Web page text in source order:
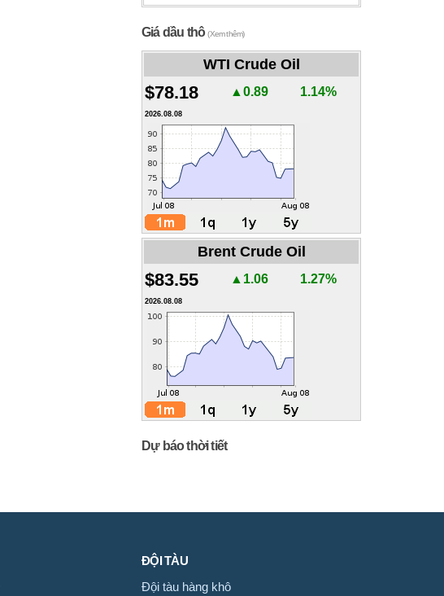
Giá dầu thô(Xem thêm)
WTI Crude Oil
$78.18 ▲0.89 1.14%
2026.08.08
Brent Crude Oil
$83.55 ▲1.06 1.27%
2026.08.08
Dự báo thời tiết
ĐỘI TÀU
Đội tàu hàng khô